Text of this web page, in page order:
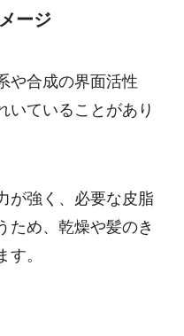
ージ
や合成の界面活性
いていることがあり
が強く、必要な皮脂
ため、乾燥や髪のき
。